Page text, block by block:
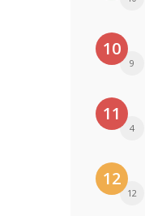
10
9
11
4
12
12